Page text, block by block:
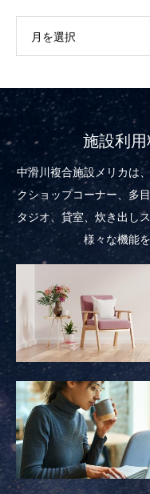
月を選択
施設利
中滑川複合施設メリカは
クショップコーナー、多
タジオ、貸室、炊き出し
様々な機能